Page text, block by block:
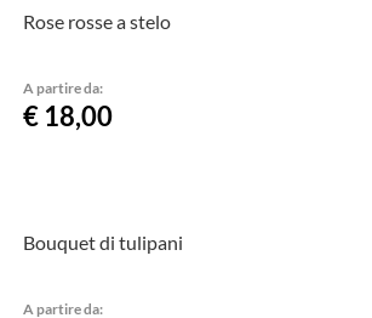
Rose rosse a stelo
A partire da:
€ 18,00
Bouquet di tulipani
A partire da: